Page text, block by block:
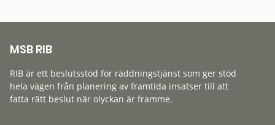
MSB RIB
RIB är ett beslutsstöd för räddningstjänst som ger stöd
hela vägen från planering av framtida insatser till att
fatta rätt beslut när olyckan är framme.